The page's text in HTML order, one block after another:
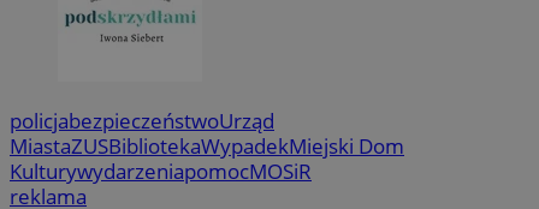
policjabezpieczeństwoUrząd
MiastaZUSBibliotekaWypadekMiejski Dom
KulturywydarzeniapomocMOSiR
reklama